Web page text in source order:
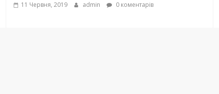
11 Червня, 2019 admin 0 коментарів